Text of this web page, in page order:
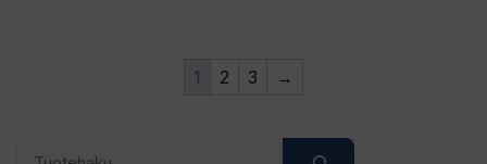
1 2 3 →
Search